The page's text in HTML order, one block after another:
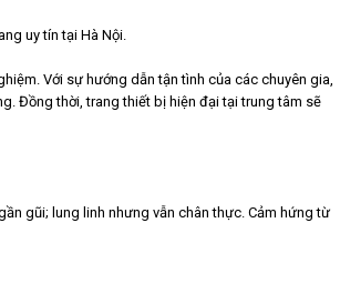
uy tín tại Hà Nội.
Với sự hướng dẫn tận tình của các chuyên gia,
Đồng thời, trang thiết bị hiện đại tại trung tâm sẽ
gũi; lung linh nhưng vẫn chân thực. Cảm hứng từ